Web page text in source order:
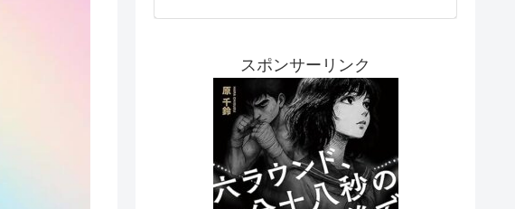
スポンサーリンク